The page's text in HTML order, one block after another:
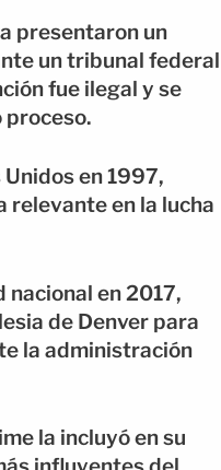
presentaron un
un tribunal federal
fue ilegal y se
proceso.
en 1997,
relevante en la lucha
en 2017,
de Denver para
la administración
la incluyó en su